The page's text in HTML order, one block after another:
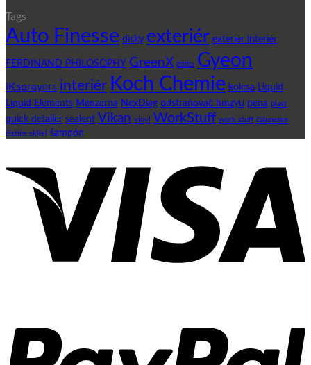
Tags
Auto Finesse disky exteriér exteriér interiér
FERDINAND PHILOSOPHY GreenX guma Gyeon
iKsprayers interiér Koch Chemie kolesa Liquid
Liquid Elements Menzerna NexDiag odstraňovač hmzyu pena plast
quick detailer sealent Vikan vinyl WorkStuff work stuff čalunenie
čističe skliel
šampón